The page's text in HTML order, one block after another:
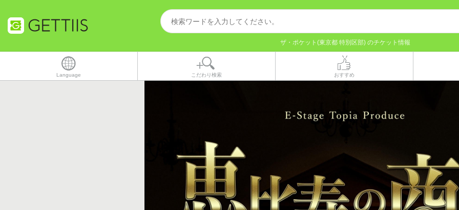
ザ・ポケット(東京都 特別区部) のチケット情報
Language こだわり検索 おすすめ